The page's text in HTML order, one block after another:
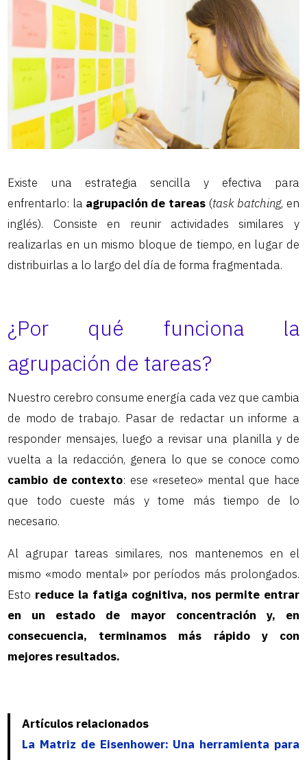
Existe una estrategia sencilla y efectiva para
enfrentarlo: la agrupación de tareas(task batching, en
inglés). Consiste en reunir actividades similares y
realizarlas en un mismo bloque de tiempo, en lugar de
distribuirlas a lo largo del día de forma fragmentada.
¿Por qué funciona la
agrupación de tareas?
Nuestro cerebro consume energía cada vez que cambia
de modo de trabajo. Pasar de redactar un informe a
responder mensajes, luego a revisar una planilla y de
vuelta a la redacción, genera lo que se conoce como
cambio de contexto: ese «reseteo» mental que hace
que todo cueste más y tome más tiempo de lo
necesario.
Al agrupar tareas similares, nos mantenemos en el
mismo «modo mental» por períodos más prolongados.
Esto reduce la fatiga cognitiva, nos permite entrar
en un estado de mayor concentración y, en
consecuencia, terminamos más rápido y con
mejores resultados.
Artículos relacionados
La Matriz de Eisenhower: Una herramienta para